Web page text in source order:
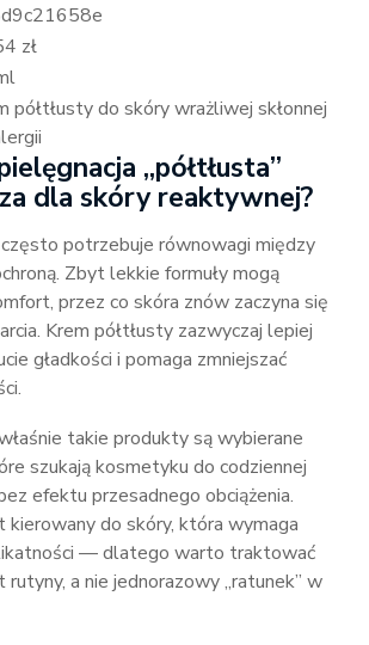
zł
półtłusty do skóry wrażliwej skłonnej
„półtłusta”
dla skóry reaktywnej?
potrzebuje równowagi między
Zbyt lekkie formuły mogą
przez co skóra znów zaczyna się
Krem półtłusty zazwyczaj lepiej
gładkości i pomaga zmniejszać
takie produkty są wybierane
szukają kosmetyku do codziennej
efektu przesadnego obciążenia.
kierowany do skóry, która wymaga
— dlatego warto traktować
a nie jednorazowy „ratunek” w